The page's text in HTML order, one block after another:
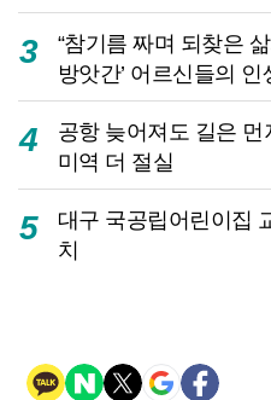
3
“참기름 짜며 되찾은
방앗간’ 어르신들의 인
4
공항 늦어져도 길은 먼
미역 더 절실
5
대구 국공립어린이집
치